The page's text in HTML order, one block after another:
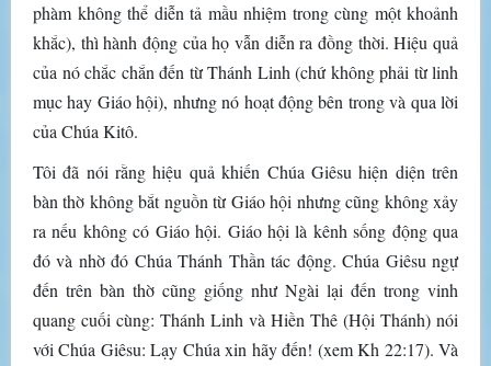
phàm không thể diễn tả mầu nhiệm trong cùng một khoảnh
khắc), thì hành động của họ vẫn diễn ra đồng thời. Hiệu quả
của nó chắc chắn đến từ Thánh Linh (chứ không phải từ linh
mục hay Giáo hội), nhưng nó hoạt động bên trong và qua lời
của Chúa Kitô.
Tôi đã nói rằng hiệu quả khiến Chúa Giêsu hiện diện trên
bàn thờ không bắt nguồn từ Giáo hội nhưng cũng không xảy
ra nếu không có Giáo hội. Giáo hội là kênh sống động qua
đó và nhờ đó Chúa Thánh Thần tác động. Chúa Giêsu ngự
đến trên bàn thờ cũng giống như Ngài lại đến trong vinh
quang cuối cùng: Thánh Linh và Hiền Thê (Hội Thánh) nói
với Chúa Giêsu: Lạy Chúa xin hãy đến! (xem Kh 22:17). Và